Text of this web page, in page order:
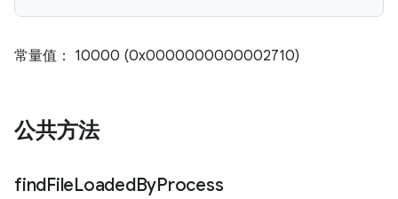
常量值： 10000 (0x0000000000002710)
公共方法
findFileLoadedByProcess